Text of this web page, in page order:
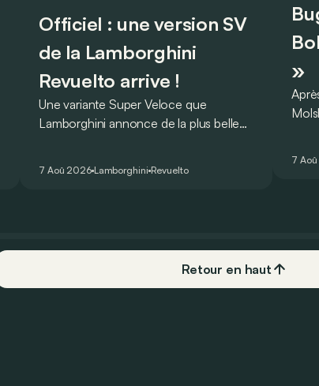
Officiel : une version SV
de la Lamborghini
Revuelto arrive !
Une variante Super Veloce que
Lamborghini annonce de la plus belle
voiture de série !
7 Aoû 2026 Lamborghini Revuelto
»
7
Retour en haut